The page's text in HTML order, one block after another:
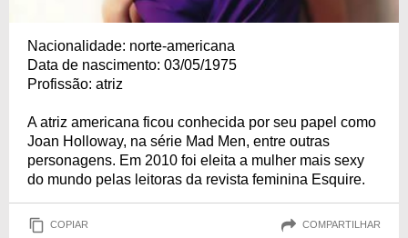
Nacionalidade: norte-americana
Data de nascimento: 03/05/1975
Profissão: atriz
A atriz americana ficou conhecida por seu papel como
Joan Holloway, na série Mad Men, entre outras
personagens. Em 2010 foi eleita a mulher mais sexy
do mundo pelas leitoras da revista feminina Esquire.
COPIAR COMPARTILHAR